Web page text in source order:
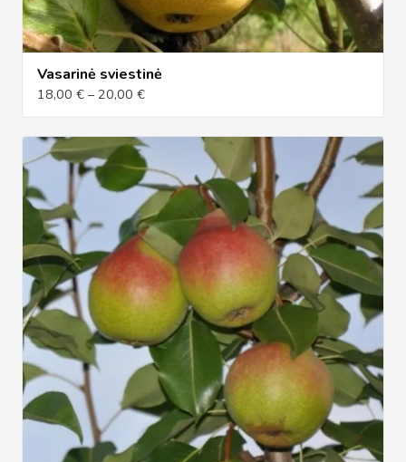
Vasarinė sviestinė
18,00 € – 20,00 €